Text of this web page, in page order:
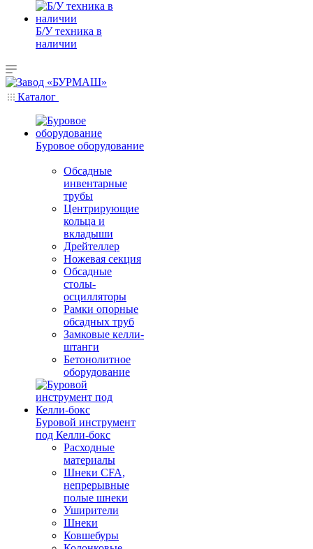
Б/У техника в
наличии
Каталог
Буровое оборудование
Обсадные
инвентарные
трубы
Центрирующие
кольца и
вкладыши
Дрейтеллер
Ножевая секция
Обсадные
столы-
осцилляторы
Рамки опорные
обсадных труб
Замковые келли-
штанги
Бетонолитное
оборудование
Буровой инструмент
под Келли-бокс
Расходные
материалы
Шнеки CFA,
непрерывные
полые шнеки
Уширители
Шнеки
Ковшебуры